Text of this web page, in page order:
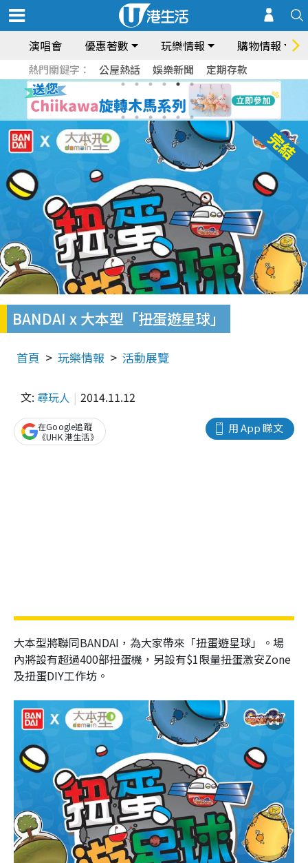
演唱會 優惠著數 玩樂情報 購物情報
熱門關鍵字： 公屋熱話 娛樂新聞 定期存款
BANDAI x 大本型「扭蛋遊星球」
首頁 玩樂情報 活動展覽
文: 尋玩人 2014.11.12
用 App 睇文
在Google追蹤
《UHK 港生活》
大本型將聯同BANDAI，為大家帶來「扭蛋遊星球」。 場
內將設有超過400部扭蛋機，另設有$1限量扭蛋激安Zone
及扭蛋DIY工作坊。